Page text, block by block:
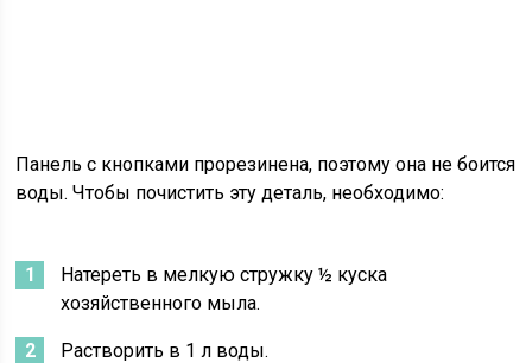
Панель с кнопками прорезинена, поэтому она не боится
воды. Чтобы почистить эту деталь, необходимо:
Натереть в мелкую стружку ½ куска
хозяйственного мыла.
Растворить в 1 л воды.